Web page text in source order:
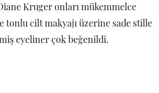
Kruger onları mükemmelce
tonlu cilt makyajı üzerine sade stille
eyeliner çok beğenildi.